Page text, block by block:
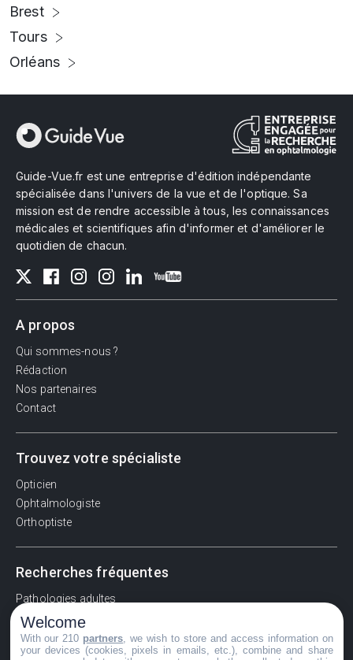
Brest
Tours
Orléans
Guide-Vue.fr est une entreprise d'édition indépendante
spécialisée dans l'univers de la vue et de l'optique. Sa
mission est de rendre accessible à tous, les connaissances
médicales et scientifiques afin d'informer et d'améliorer le
quotidien de chacun.
A propos
Qui sommes-nous ?
Rédaction
Nos partenaires
Contact
Trouvez votre spécialiste
Opticien
Ophtalmologiste
Orthoptiste
Recherches fréquentes
Pathologies adultes
Signes d'une urgence ophtalmologique
La vision
Acuité visuelle
Welcome
With our 210 partners , we wish to store and access information on
your devices (cookies, pixels in emails, etc.), combine and share